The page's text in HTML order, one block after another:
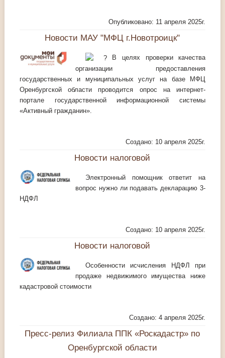
Опубликовано: 11 апреля 2025г.
Новости МАУ "МФЦ г.Новотроицк"
В целях проверки качества
организации предоставления
государственных и муниципальных услуг на базе МФЦ
Оренбургской области проводится опрос на интернет-
портале государственной информационной системы
«Активный гражданин».
Создано: 10 апреля 2025г.
Новости налоговой
Электронный помощник ответит на
вопрос нужно ли подавать декларацию 3-
НДФЛ
Создано: 10 апреля 2025г.
Новости налоговой
Особенности исчисления НДФЛ при
продаже недвижимого имущества ниже
кадастровой стоимости
Создано: 4 апреля 2025г.
Пресс-релиз Филиала ППК «Роскадастр» по
Оренбургской области